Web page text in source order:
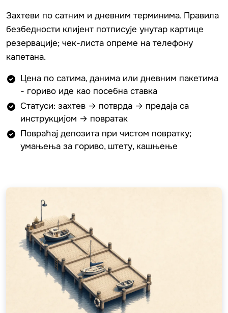
Захтеви по сатним и дневним терминима. Правила
безбедности клијент потписује унутар картице
резервације; чек-листа опреме на телефону
капетана.
Цена по сатима, данима или дневним пакетима
- гориво иде као посебна ставка
Статуси: захтев → потврда → предаја са
инструкцијом → повратак
Повраћај депозита при чистом повратку;
умањења за гориво, штету, кашњење